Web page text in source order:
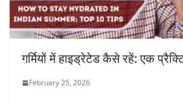
गर्मियों में हाइड्रेटेड कैसे रहें: एक
February 25, 2026